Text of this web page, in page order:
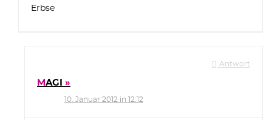
Erbse
Antwort
MAGI
10. Januar 2012 in 12:12